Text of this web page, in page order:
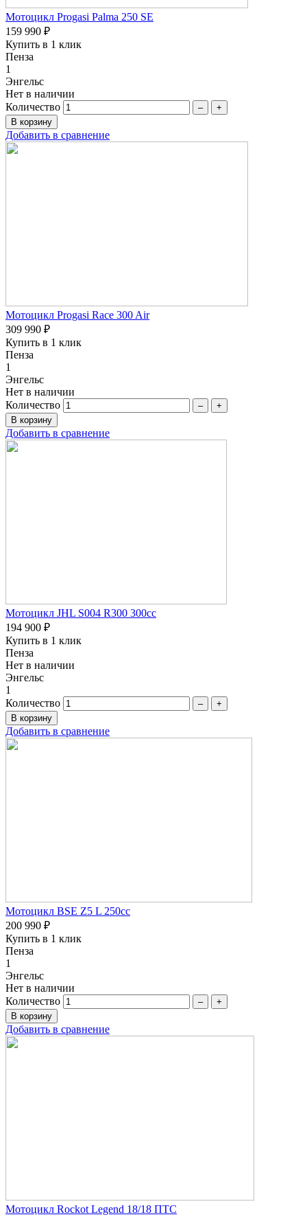
Мотоцикл Progasi Palma 250 SE
159 990 ₽
Купить в 1 клик
Пенза
1
Энгельс
Нет в наличии
Количество
– +
Добавить в сравнение
Мотоцикл Progasi Race 300 Air
309 990 ₽
Купить в 1 клик
Пенза
1
Энгельс
Нет в наличии
Количество
– +
Добавить в сравнение
Мотоцикл JHL S004 R300 300cc
194 900 ₽
Купить в 1 клик
Пенза
Нет в наличии
Энгельс
1
Количество
– +
Добавить в сравнение
Мотоцикл BSE Z5 L 250сс
200 990 ₽
Купить в 1 клик
Пенза
1
Энгельс
Нет в наличии
Количество
– +
Добавить в сравнение
Мотоцикл Rockot Legend 18/18 ПТС